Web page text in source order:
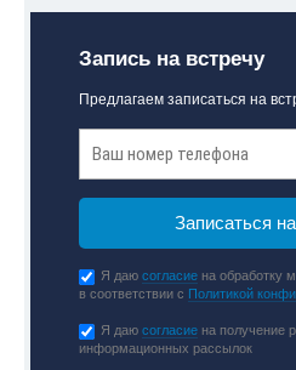
Запись на встречу
Предлагаем записаться на
Я даюсогласие на обработку
в соответствии с Политикой
Я даюсогласие на получение
информационных рассылок